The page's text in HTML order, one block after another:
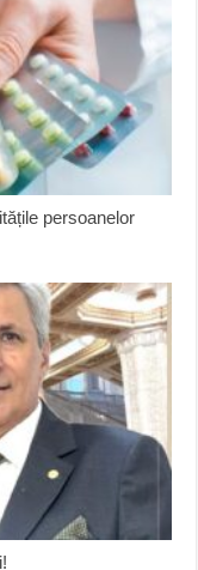
persoanelor